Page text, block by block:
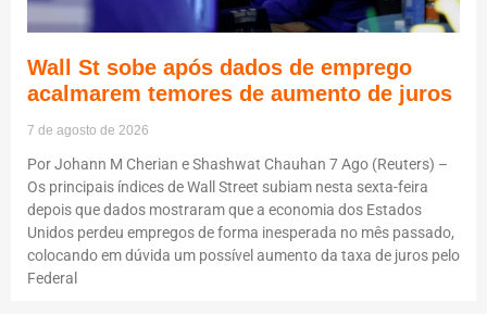
Wall St sobe após dados de emprego
acalmarem temores de aumento de juros
7 de agosto de 2026
Por Johann M Cherian e Shashwat Chauhan 7 Ago (Reuters) –
Os principais índices de Wall Street subiam nesta sexta-feira
depois que dados mostraram que a economia dos Estados
Unidos perdeu empregos de forma inesperada no mês passado,
colocando em dúvida um possível aumento da taxa de juros pelo
Federal